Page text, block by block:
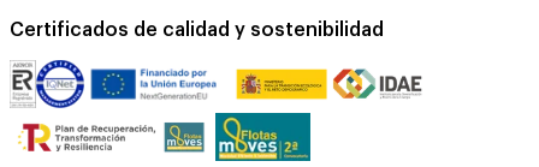
Certificados de calidad y sostenibilidad